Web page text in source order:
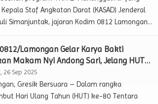
Staf Angkatan Darat (KASAD) Jenderal
Simanjuntak, jajaran Kodim 0812 Lamongan
melaksanakan pendampingan pembuatan
di Dusun Keradenan, Desa Sarirejo, Kecamatan
Kabupaten Lamongan, Sabtu (20/9/2025).
TNI Manunggal Air merupakan inisiatif Kasad […]
Lamongan Gelar Karya Bakti
Makam Nyi Andong Sari, Jelang HUT
untuk Pelestarian Cagar Budaya.
26 Sep 2025
Gresik Bersuara – Dalam rangka
Hari Ulang Tahun (HUT) ke-80 Tentara